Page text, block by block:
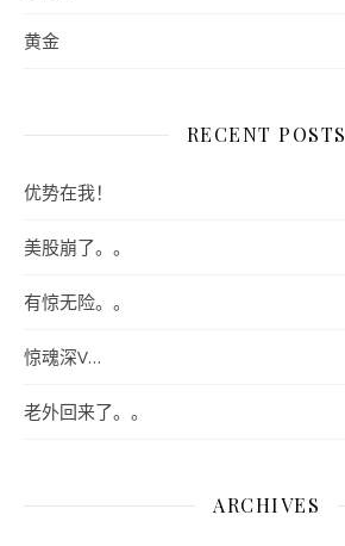
黄金
RECENT POSTS
优势在我！
美股崩了。。
有惊无险。。
惊魂深V…
老外回来了。。
ARCHIVES